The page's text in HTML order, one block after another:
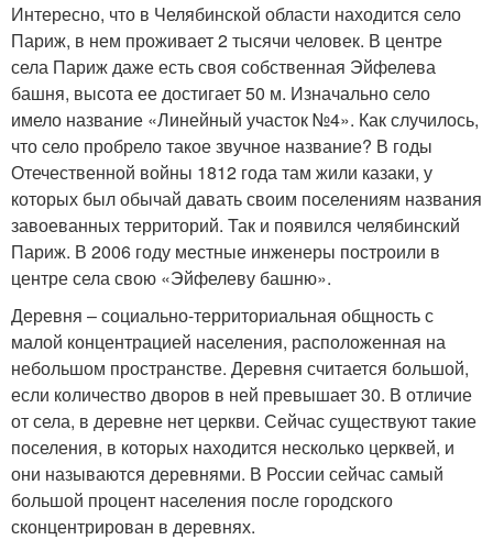
Интересно, что в Челябинской области находится село
Париж, в нем проживает 2 тысячи человек. В центре
села Париж даже есть своя собственная Эйфелева
башня, высота ее достигает 50 м. Изначально село
имело название «Линейный участок №4». Как случилось,
что село пробрело такое звучное название? В годы
Отечественной войны 1812 года там жили казаки, у
которых был обычай давать своим поселениям названия
завоеванных территорий. Так и появился челябинский
Париж. В 2006 году местные инженеры построили в
центре села свою «Эйфелеву башню».
Деревня – социально-территориальная общность с
малой концентрацией населения, расположенная на
небольшом пространстве. Деревня считается большой,
если количество дворов в ней превышает 30. В отличие
от села, в деревне нет церкви. Сейчас существуют такие
поселения, в которых находится несколько церквей, и
они называются деревнями. В России сейчас самый
большой процент населения после городского
сконцентрирован в деревнях.